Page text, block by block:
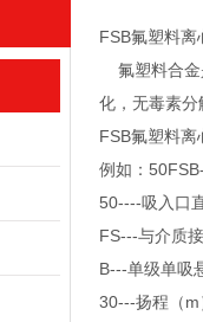
FSB氟塑料离心
氟塑料合金
化，无毒素分
FSB氟塑料离心
例如：
50----吸入口
FS---与介质
B---单级单吸
30---扬程（m